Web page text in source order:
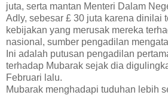
juta, serta mantan Menteri Dalam
Adly, sebesar £ 30 juta karena dinilai
kebijakan yang merusak mereka
nasional, sumber pengadilan
Ini adalah putusan pengadilan
terhadap Mubarak sejak dia
Februari lalu.
Mubarak menghadapi tuduhan lebih